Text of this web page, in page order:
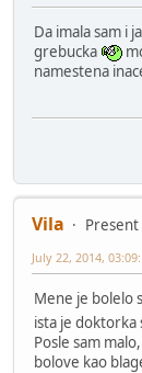
Da imala sam i
grebucka
namestena
Vila
July 22, 2014,
Mene je bolelo
ista je doktorka
Posle sam
bolove kao